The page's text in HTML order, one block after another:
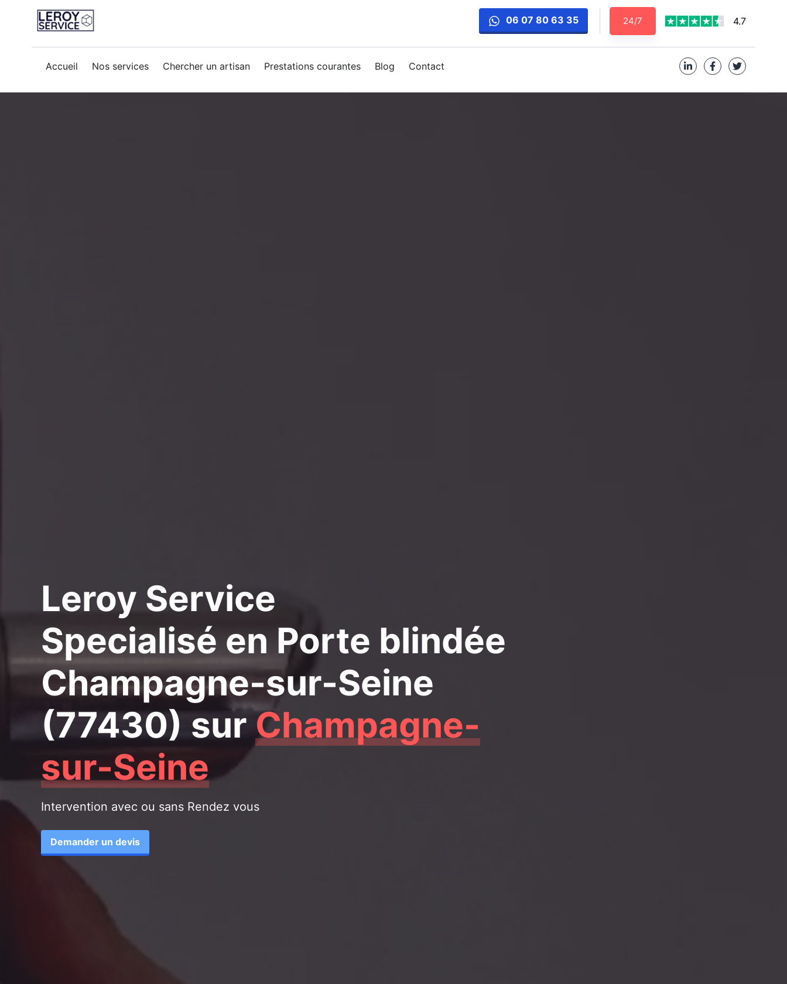
06 07 80 63 35 24/7 4.7
Accueil Nos services Chercher un artisan Prestations courantes Blog Contact
porte-blinde
Leroy Service
Specialisé en Porte blindée
Champagne-sur-Seine
(77430)surChampagne-
sur-Seine
Intervention avec ou sans Rendez vous
Demander un devis